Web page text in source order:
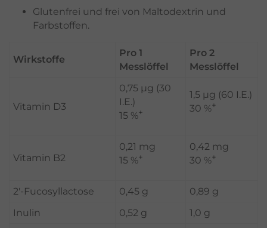
Glutenfrei und frei von Maltodextrin und
Farbstoffen.
Wirkstoffe
Pro 1
Messlöffel
Pro 2
Messlöffel
Vitamin D3
0,75 µg (30
I.E.)
15 %+
1,5 µg (60 I.E.)
30 %+
Vitamin B2
0,21 mg
15 %+
0,42 mg
30 %+
2'-Fucosyllactose 0,45 g
0,89 g
Inulin
0,52 g 1,0 g